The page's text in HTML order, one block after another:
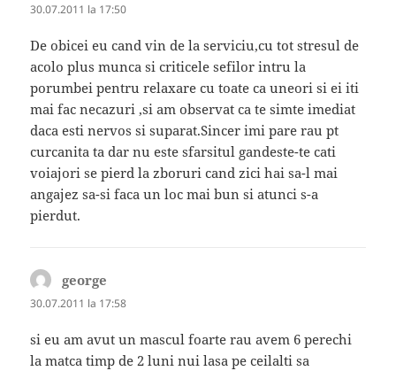
30.07.2011 la 17:50
De obicei eu cand vin de la serviciu,cu tot stresul de
acolo plus munca si criticele sefilor intru la
porumbei pentru relaxare cu toate ca uneori si ei iti
mai fac necazuri ,si am observat ca te simte imediat
daca esti nervos si suparat.Sincer imi pare rau pt
curcanita ta dar nu este sfarsitul gandeste-te cati
voiajori se pierd la zboruri cand zici hai sa-l mai
angajez sa-si faca un loc mai bun si atunci s-a
pierdut.
george
30.07.2011 la 17:58
si eu am avut un mascul foarte rau avem 6 perechi
la matca timp de 2 luni nui lasa pe ceilalti sa